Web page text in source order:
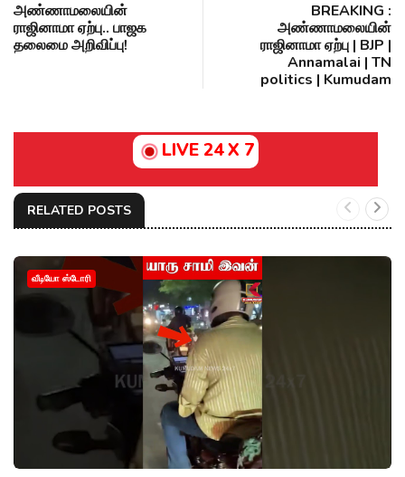
அண்ணாமலையின்
ராஜினாமா ஏற்பு.. பாஜக
தலைமை அறிவிப்பு!
BREAKING :
அண்ணாமலையின்
ராஜினாமா ஏற்பு | BJP |
Annamalai | TN
politics | Kumudam
LIVE 24 X 7
RELATED POSTS
வீடியோ ஸ்டோரி